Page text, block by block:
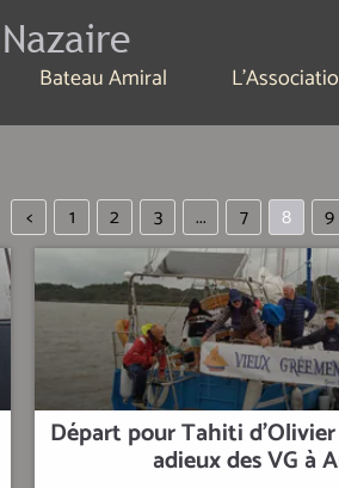
Bateau Amiral
< 1 2 3 ... 7 8 9
Départ pour Tahiti
adieux des VG à